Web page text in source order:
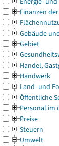
Finanzen
Gebäude
Gebiet
Handel,
Handwerk
Land- und
Öffentliche
Personal im
Preise
Steuern
Umwelt